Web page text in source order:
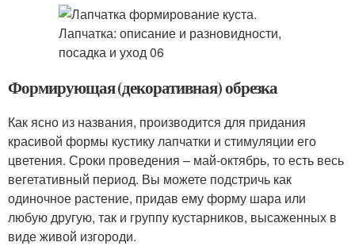
Формирующая (декоративная) обрезка
Как ясно из названия, производится для придания
красивой формы кустику лапчатки и стимуляции его
цветения. Сроки проведения – май-октябрь, то есть весь
вегетативный период. Вы можете подстричь как
одиночное растение, придав ему форму шара или
любую другую, так и группу кустарников, высаженных в
виде живой изгороди.